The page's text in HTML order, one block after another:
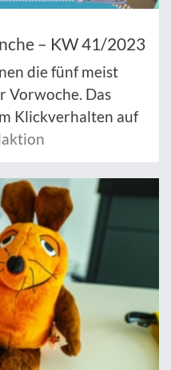
– KW 41/2023
die fünf meist
Vorwoche. Das
Klickverhalten auf